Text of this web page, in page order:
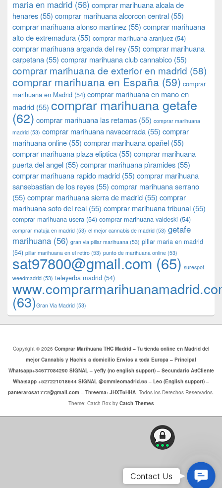
maria en madrid (56) comprar marihuana alcala de
henares (55) comprar marihuana alcorcon central (55)
comprar marihuana alonso martinez (55) comprar marihuana
alto de extremadura (55) comprar marihuana aranjuez (54)
comprar marihuana arganda del rey (55) comprar marihuana
carpetana (55) comprar marihuana club cannabico (55)
comprar marihuana de exterior en madrid (58)
comprar marihuana en España (59) comprar
marihuana en Madrid (54) comprar marihuana en mano en
madrid (55) comprar marihuana getafe
(62) comprar marihuana las retamas (55) comprar marihuana
madrid (53) comprar marihuana navacerrada (55) comprar
marihuana online (55) comprar marihuana opañel (55)
comprar marihuana plaza eliptica (55) comprar marihuana
puerta del angel (55) comprar marihuana pìramides (55)
comprar marihuana rapido madrid (55) comprar marihuana
sansebastian de los reyes (55) comprar marihuana serrano
(55) comprar marihuana sierra de madrid (55) comprar
marihuana soto del real (55) comprar marihuana tribunal (55)
comprar marihuana usera (54) comprar marihuana valdeski (54)
comprar matuja en madrid (53) el mejor cannabis de madrid (53) getafe
marihuana (56) gran via pillar marihuana (53) pillar maria en madrid
(54) pillar marihuana en el retiro (53) punto de marihuana online (53)
sat97800@gmail.com (65) surespot
weedmadrid (53) teleyerba madrid (54)
(63)​​Gran Via Madrid (53)
Copyright © 2026 Comprar Marihuana THC Madrid – Tu tienda online en Madrid del
mejor Cannabis y Hachis a domicilio Envios a toda Europa – Principal
Whatsapp+34677084290 SIGNAL – yeffy (no english support) – Secundario AttCliente
Whatsapp +527221018644 SIGNAL @cmmleomadrid.65 – Leo (English support) –
panterarosa1772@gmail.com – Threema: JHXT6HHA. Todos los Derechos Reservados.
Theme: Catch Box by Catch Themes
Us
Contact Us